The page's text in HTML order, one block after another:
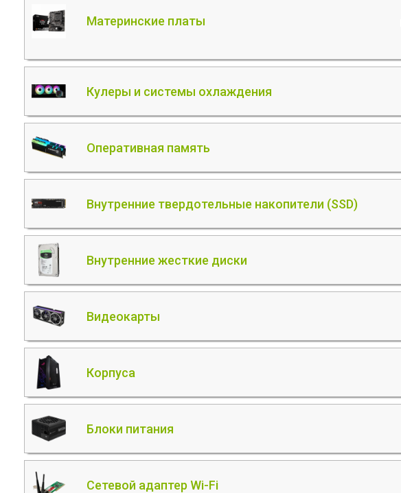
Материнские платы
Кулеры и системы охлаждения
Оперативная память
Внутренние твердотельные накопители (SSD)
Внутренние жесткие диски
Видеокарты
Корпуса
Блоки питания
Сетевой адаптер Wi-Fi